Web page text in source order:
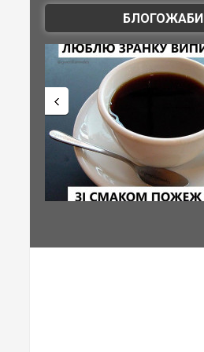
БЛОГОЖАБИ